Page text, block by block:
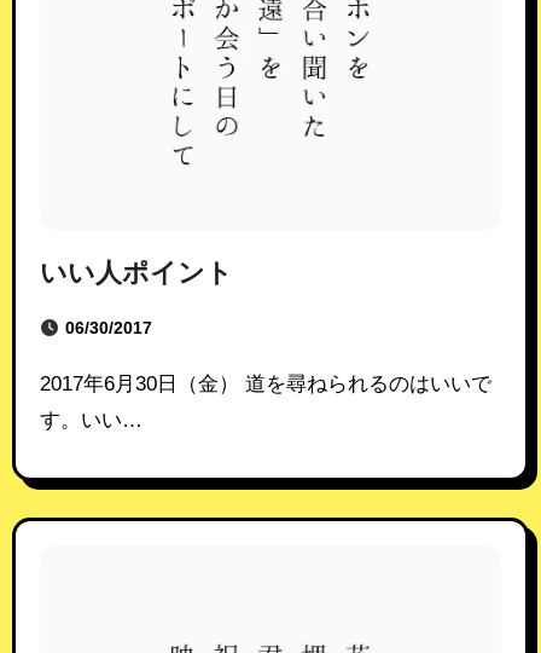
いい人ポイント
06/30/2017
2017年6月30日（金） 道を尋ねられるのはいいで
す。いい…